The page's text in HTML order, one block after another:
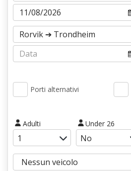
Porti alternativi
Adulti Under 26